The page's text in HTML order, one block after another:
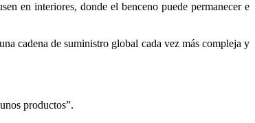
en interiores, donde el benceno puede permanecer e
cadena de suministro global cada vez más compleja y
productos”.